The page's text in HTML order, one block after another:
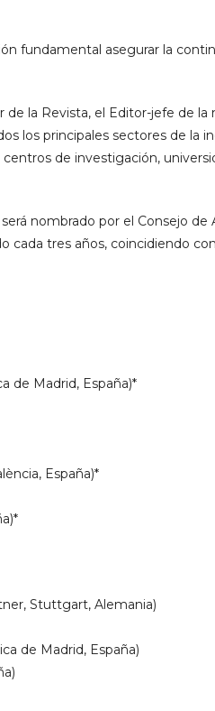
fundamental asegurar la
la Revista, el Editor-jefe de
los principales sectores de la
de investigación,
nombrado por el Consejo de
cada tres años, coincidiendo
de Madrid, España)*
España)*
Stuttgart, Alemania)
de Madrid, España)